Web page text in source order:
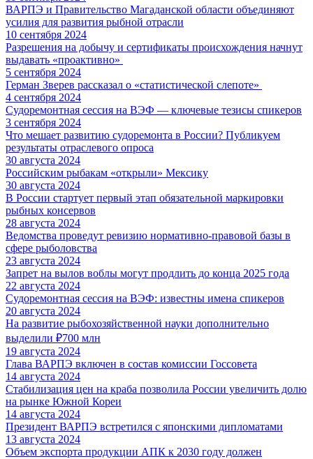
ВАРПЭ и Правительство Магаданской области объединяют
усилия для развития рыбной отрасли
10 сентября 2024
Разрешения на добычу и сертификаты происхождения начнут
выдавать «проактивно»
5 сентября 2024
Герман Зверев рассказал о «статистической слепоте»
4 сентября 2024
Судоремонтная сессия на ВЭФ — ключевые тезисы спикеров
3 сентября 2024
Что мешает развитию судоремонта в России? Публикуем
результаты отраслевого опроса
30 августа 2024
Российским рыбакам «открыли» Мексику
30 августа 2024
В России стартует первый этап обязательной маркировки
рыбных консервов
28 августа 2024
Ведомства проведут ревизию нормативно-правовой базы в
сфере рыболовства
23 августа 2024
Запрет на вылов воблы могут продлить до конца 2025 года
22 августа 2024
Судоремонтная сессия на ВЭФ: известны имена спикеров
20 августа 2024
На развитие рыбохозяйственной науки дополнительно
выделили ₽700 млн
19 августа 2024
Глава ВАРПЭ включен в состав комиссии Госсовета
14 августа 2024
Стабилизация цен на краба позволила России увеличить долю
на рынке Южной Кореи
14 августа 2024
Президент ВАРПЭ встретился с японскими дипломатами
13 августа 2024
Объем экспорта продукции АПК к 2030 году должен